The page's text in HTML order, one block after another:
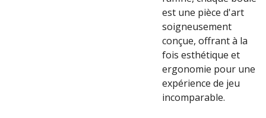
est une pièce d'art
soigneusement
conçue, offrant à la
fois esthétique et
ergonomie pour une
expérience de jeu
incomparable.